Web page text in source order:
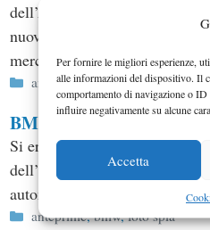
Per fornire le migliori esperienze,
alle informazioni del dispositivo. Il
comportamento di navigazione o
influire negativamente su alcune
Accetta
dell’Auto di Ginevra,
nuova Polo che sarà immessa
mercato..
Categorie
anteprime,motor show,
BMW V5 primi
Si era parlato lo scorso giugno
dell’apertura di una nuova serie
automobili nella gamma
Categorie
anteprime,bmw,foto spia